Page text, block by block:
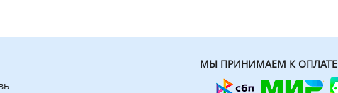
МЫ ПРИНИМАЕМ К ОПЛАТЕ